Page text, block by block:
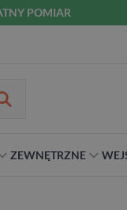
POMIAR
ZEWNĘTRZNE